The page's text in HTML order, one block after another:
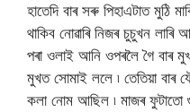
হাতেদি বাৰ সৰু পিহাএটাত মুঠি
থাকিব নোৱাৰি নিজৰ চুচুখন লাৰি
পৰা ওলাই আনি ওপৰলৈ গৈ বাৰ
মুখত সোমাই ললে ৷ তেতিয়া বাৰ
কলা নোম আছিল ৷ মাজৰ ফুটাতো